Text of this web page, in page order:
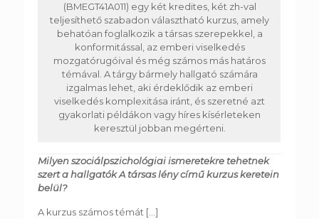
(BMEGT41A011) egy két kredites, két zh-val
teljesíthető szabadon választható kurzus, amely
behatóan foglalkozik a társas szerepekkel, a
konformitással, az emberi viselkedés
mozgatórugóival és még számos más határos
témával. A tárgy bármely hallgató számára
izgalmas lehet, aki érdeklődik az emberi
viselkedés komplexitása iránt, és szeretné azt
gyakorlati példákon vagy híres kísérleteken
keresztül jobban megérteni.
Milyen szociálpszichológiai ismeretekre tehetnek
szert a hallgatók A társas lény című kurzus keretein
belül?
A kurzus számos témát [...]